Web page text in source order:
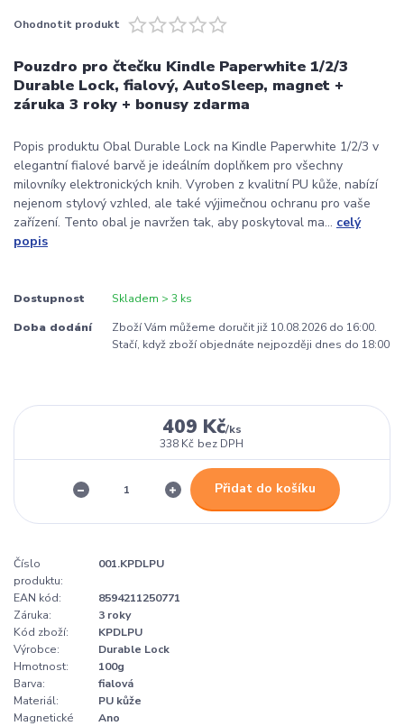
Ohodnotit produkt
Pouzdro pro čtečku Kindle Paperwhite 1/2/3
Durable Lock, fialový, AutoSleep, magnet +
záruka 3 roky + bonusy zdarma
Popis produktu Obal Durable Lock na Kindle Paperwhite 1/2/3 v
elegantní fialové barvě je ideálním doplňkem pro všechny
milovníky elektronických knih. Vyroben z kvalitní PU kůže, nabízí
nejenom stylový vzhled, ale také výjimečnou ochranu pro vaše
zařízení. Tento obal je navržen tak, aby poskytoval ma... celý
popis
Dostupnost Skladem > 3 ks
Doba dodání
Zboží Vám můžeme doručit již 10.08.2026 do 16:00.
Stačí, když zboží objednáte nejpozději dnes do 18:00
409 Kč/ks
338 Kč bez DPH
Přidat do košíku
Číslo
produktu:
001.KPDLPU
EAN kód:
8594211250771
Záruka:
3 roky
Kód zboží:
KPDLPU
Výrobce:
Durable Lock
Hmotnost:
100g
Barva:
fialová
Materiál:
PU kůže
Magnetické
Ano